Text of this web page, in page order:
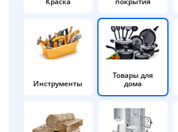
Инструменты
Товары для
дома
Добавляйте товары
в корзину
Оплачивайте сегодня только
25% картой любого банка
Получайте товар